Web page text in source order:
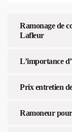
Ramonage de
Lafleur
L’importance
Prix entretien
Ramoneur